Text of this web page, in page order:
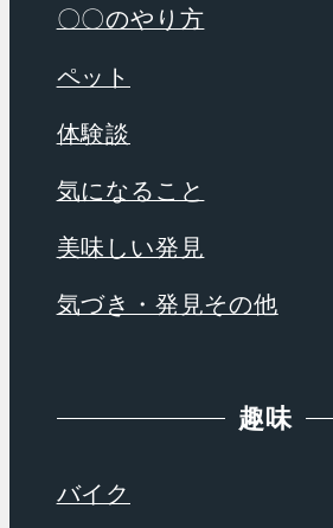
〇〇のやり方
ペット
体験談
気になること
美味しい発見
気づき・発見その他
趣味
バイク